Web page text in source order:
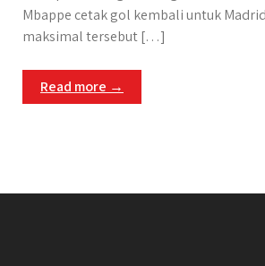
Mbappe cetak gol kembali untuk
maksimal tersebut […]
Read more →